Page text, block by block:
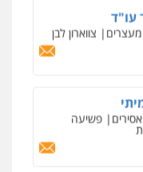
עו"ד
מעצרים צווארון לבן
לעורכי דין